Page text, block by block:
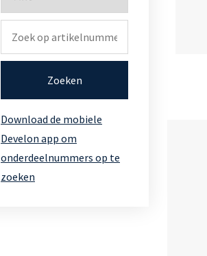
Zoeken
Download de mobiele
Develon app om
onderdeelnummers op te
zoeken